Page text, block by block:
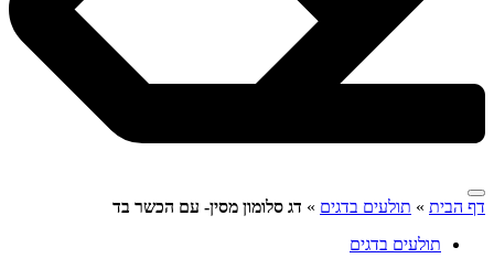
דף הבית » תולעים בדגים » דג סלומון מסין- עם הכשר בד
תולעים בדגים